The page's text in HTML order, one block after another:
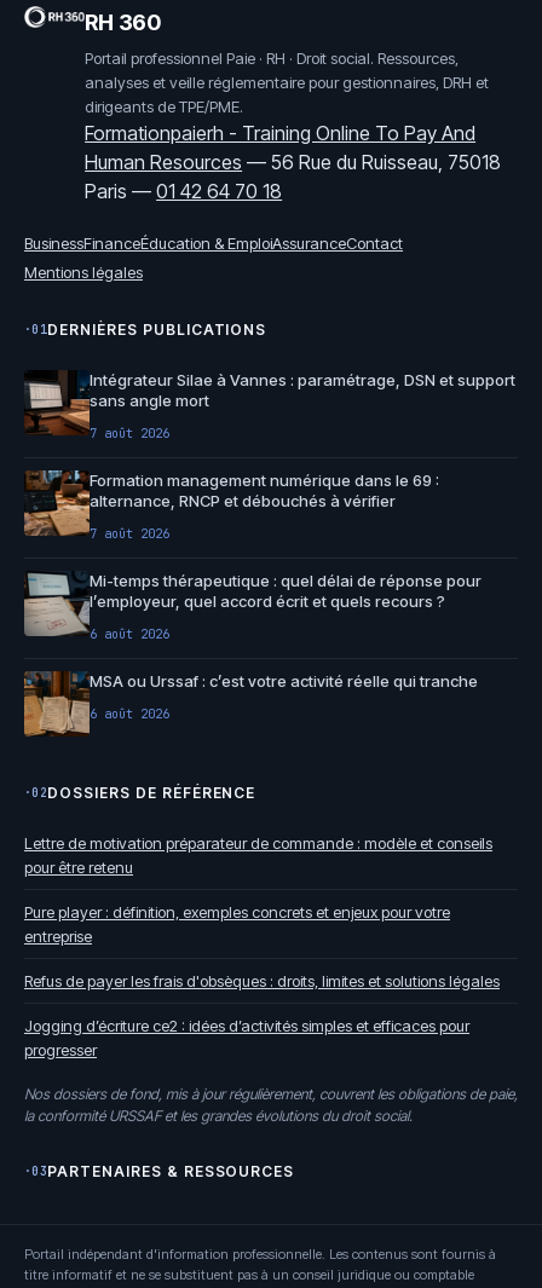
RH 360
Portail professionnel Paie · RH · Droit social. Ressources,
analyses et veille réglementaire pour gestionnaires, DRH et
dirigeants de TPE/PME.
Formationpaierh - Training Online To Pay And
Human Resources —56 Rue du Ruisseau, 75018
Paris —01 42 64 70 18
BusinessFinanceÉducation & EmploiAssuranceContact
Mentions légales
·01DERNIÈRES PUBLICATIONS
Intégrateur Silae à Vannes : paramétrage, DSN et support
sans angle mort
7 août 2026
Formation management numérique dans le 69 :
alternance, RNCP et débouchés à vérifier
7 août 2026
Mi-temps thérapeutique : quel délai de réponse pour
l’employeur, quel accord écrit et quels recours ?
6 août 2026
MSA ou Urssaf : c’est votre activité réelle qui tranche
6 août 2026
·02DOSSIERS DE RÉFÉRENCE
Lettre de motivation préparateur de commande : modèle et conseils
pour être retenu
Pure player : définition, exemples concrets et enjeux pour votre
entreprise
Refus de payer les frais d'obsèques : droits, limites et solutions légales
Jogging d’écriture ce2 : idées d’activités simples et efficaces pour
progresser
Nos dossiers de fond, mis à jour régulièrement, couvrent les obligations de paie,
la conformité URSSAF et les grandes évolutions du droit social.
·03PARTENAIRES & RESSOURCES
Portail indépendant d'information professionnelle. Les contenus sont fournis à
titre informatif et ne se substituent pas à un conseil juridique ou comptable